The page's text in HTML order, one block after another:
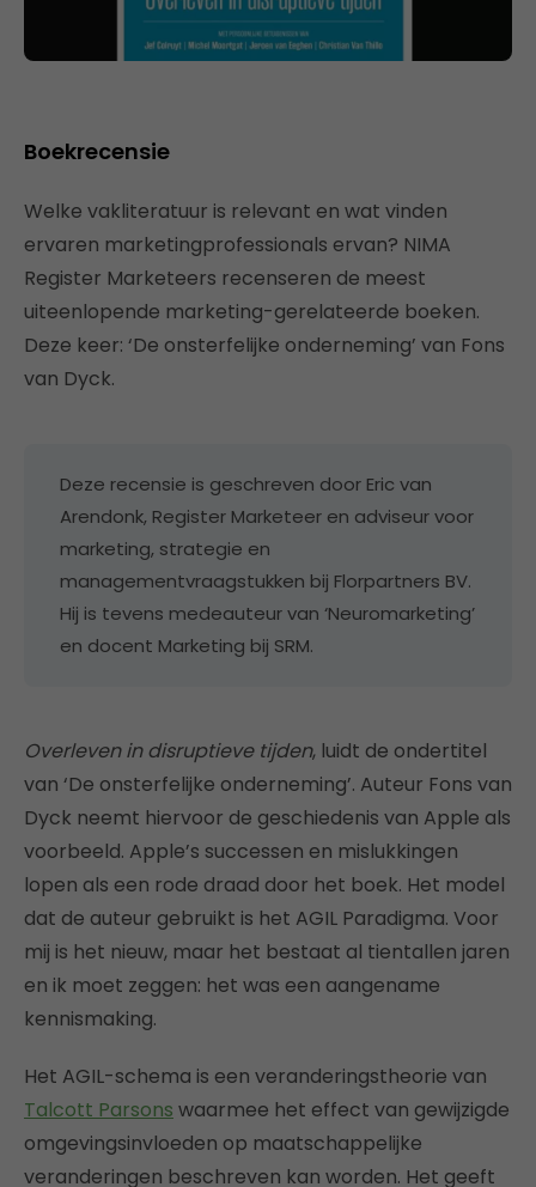
Boekrecensie
Welke vakliteratuur is relevant en wat vinden
ervaren marketingprofessionals ervan? NIMA
Register Marketeers recenseren de meest
uiteenlopende marketing-gerelateerde boeken.
Deze keer: ‘De onsterfelijke onderneming’ van Fons
van Dyck.
Deze recensie is geschreven door Eric van
Arendonk, Register Marketeer en adviseur voor
marketing, strategie en
managementvraagstukken bij Florpartners BV.
Hij is tevens medeauteur van ‘Neuromarketing’
en docent Marketing bij SRM.
Overleven in disruptieve tijden, luidt de ondertitel
van ‘De onsterfelijke onderneming’. Auteur Fons van
Dyck neemt hiervoor de geschiedenis van Apple als
voorbeeld. Apple’s successen en mislukkingen
lopen als een rode draad door het boek. Het model
dat de auteur gebruikt is het AGIL Paradigma. Voor
mij is het nieuw, maar het bestaat al tientallen jaren
en ik moet zeggen: het was een aangename
kennismaking.
Het AGIL-schema is een veranderingstheorie van
Talcott Parsons waarmee het effect van gewijzigde
omgevingsinvloeden op maatschappelijke
veranderingen beschreven kan worden. Het geeft